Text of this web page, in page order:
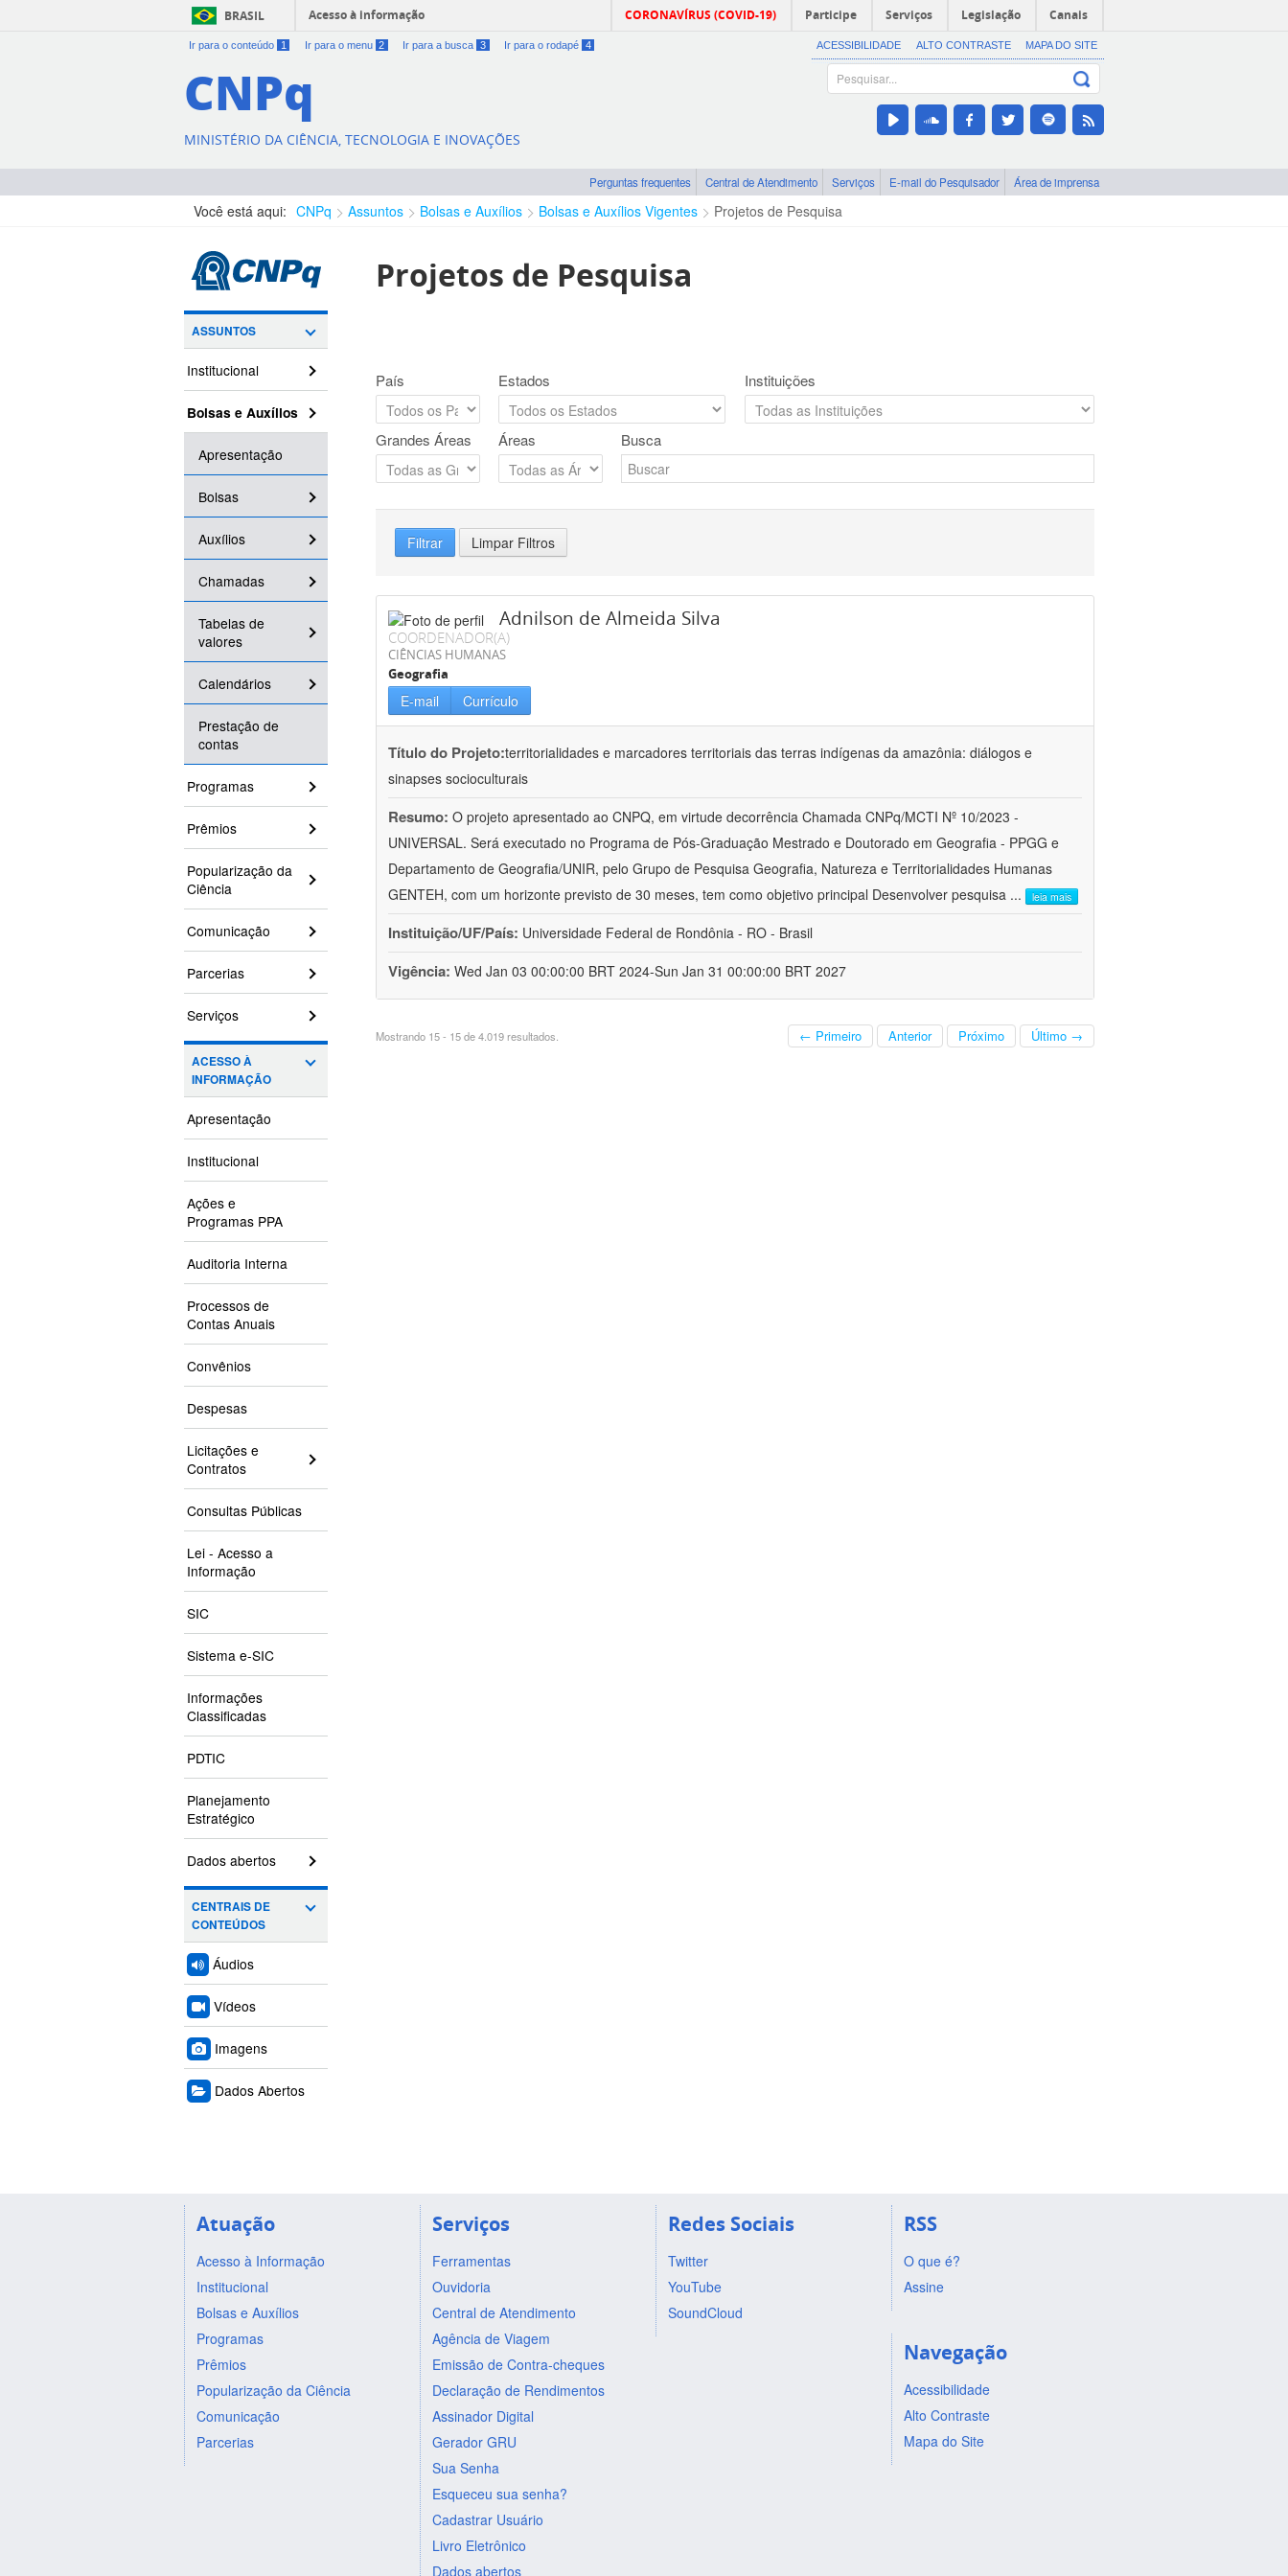
BRASIL Acesso à informação CORONAVÍRUS (COVID-19) Participe Serviços Legislação Canais
Ir para o conteúdo 1 Ir para o menu 2 Ir para a busca 3 Ir para o rodapé 4 ACESSIBILIDADE ALTO CONTRASTE MAPA DO SITE
CNPq
MINISTÉRIO DA CIÊNCIA, TECNOLOGIA E INOVAÇÕES
Perguntas frequentes Central de Atendimento Serviços E-mail do Pesquisador Área de imprensa
Você está aqui: CNPq Assuntos Bolsas e Auxílios Bolsas e Auxílios Vigentes Projetos de Pesquisa
ASSUNTOS
Institucional
Bolsas e Auxílios
Apresentação
Bolsas
Auxílios
Chamadas
Tabelas de
valores
Calendários
Prestação de
contas
Programas
Prêmios
Popularização da
Ciência
Comunicação
Parcerias
Serviços
ACESSO À
INFORMAÇÃO
Apresentação
Institucional
Ações e
Programas PPA
Auditoria Interna
Processos de
Contas Anuais
Convênios
Despesas
Licitações e
Contratos
Consultas Públicas
Lei - Acesso a
Informação
SIC
Sistema e-SIC
Informações
Classificadas
PDTIC
Planejamento
Estratégico
Dados abertos
CENTRAIS DE
CONTEÚDOS
Áudios
Vídeos
Imagens
Dados Abertos
Projetos de Pesquisa
País Estados Instituições
Grandes Áreas Áreas Busca
Filtrar Limpar Filtros
Adnilson de Almeida Silva
COORDENADOR(A)
CIÊNCIAS HUMANAS
Geografia
E-mail Currículo
Título do Projeto:territorialidades e marcadores territoriais das terras indígenas da amazônia: diálogos e
sinapses socioculturais
Resumo: O projeto apresentado ao CNPQ, em virtude decorrência Chamada CNPq/MCTI Nº 10/2023 -
UNIVERSAL. Será executado no Programa de Pós-Graduação Mestrado e Doutorado em Geografia - PPGG e
Departamento de Geografia/UNIR, pelo Grupo de Pesquisa Geografia, Natureza e Territorialidades Humanas 
GENTEH, com um horizonte previsto de 30 meses, tem como objetivo principal Desenvolver pesquisa ... leia mais
Instituição/UF/País: Universidade Federal de Rondônia - RO - Brasil
Vigência: Wed Jan 03 00:00:00 BRT 2024-Sun Jan 31 00:00:00 BRT 2027
Mostrando 15 - 15 de 4.019 resultados. ← Primeiro Anterior Próximo Último →
Atuação
Acesso à Informação
Institucional
Bolsas e Auxílios
Programas
Prêmios
Popularização da Ciência
Comunicação
Parcerias
Serviços
Ferramentas
Ouvidoria
Central de Atendimento
Agência de Viagem
Emissão de Contra-cheques
Declaração de Rendimentos
Assinador Digital
Gerador GRU
Sua Senha
Esqueceu sua senha?
Cadastrar Usuário
Livro Eletrônico
Dados abertos
Redes Sociais
Twitter
YouTube
SoundCloud
RSS
O que é?
Assine
Navegação
Acessibilidade
Alto Contraste
Mapa do Site